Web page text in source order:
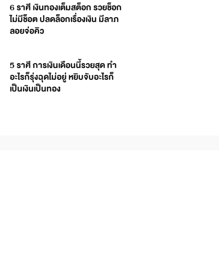
6 ราศี เงินทองเต็มสต็อก รวยช็อก
ไม่มีช็อต ปลดล็อกเรื่องเงิน มีลาภ
ลอยจ่อคิว
5 ราศี การเงินเดือนนี้รวยสุด ทำ
อะไรก็รุ่งฉุดไม่อยู่ หยิบจับอะไรก็
เป็นเงินเป็นทอง